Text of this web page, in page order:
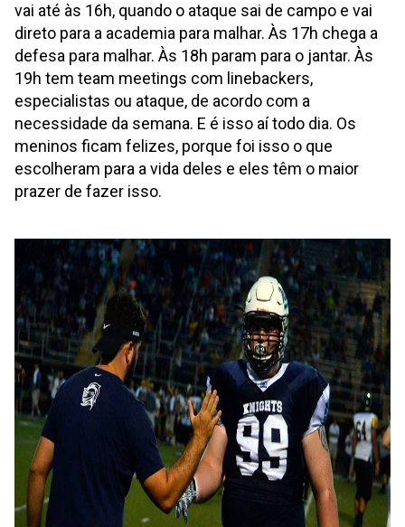
vai até às 16h, quando o ataque sai de campo e vai
direto para a academia para malhar. Às 17h chega a
defesa para malhar. Às 18h param para o jantar. Às
19h tem team meetings com linebackers,
especialistas ou ataque, de acordo com a
necessidade da semana. E é isso aí todo dia. Os
meninos ficam felizes, porque foi isso o que
escolheram para a vida deles e eles têm o maior
prazer de fazer isso.